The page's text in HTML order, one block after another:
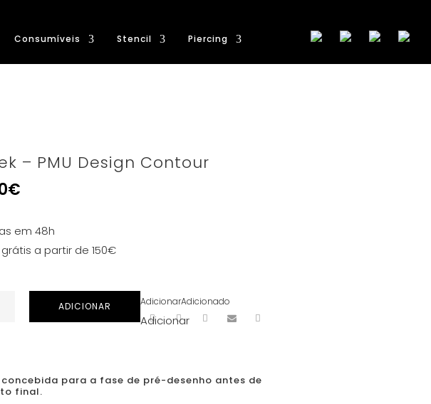
Consumíveis Stencil Piercing
– PMU Design Contour
€
em 48h
a partir de 150€
ADICIONAR AdicionarAdicionado
Adicionar
para a fase de pré-desenho antes de
final.